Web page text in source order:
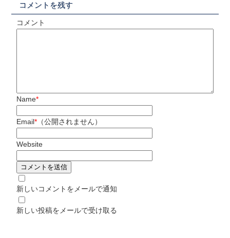
コメントを残す
コメント
Name*
Email*（公開されません）
Website
新しいコメントをメールで通知
新しい投稿をメールで受け取る